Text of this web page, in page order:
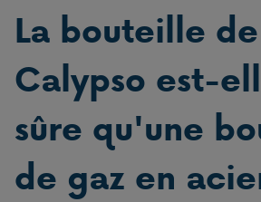
La bouteille
Calypso est-
sûre qu'une
de gaz en